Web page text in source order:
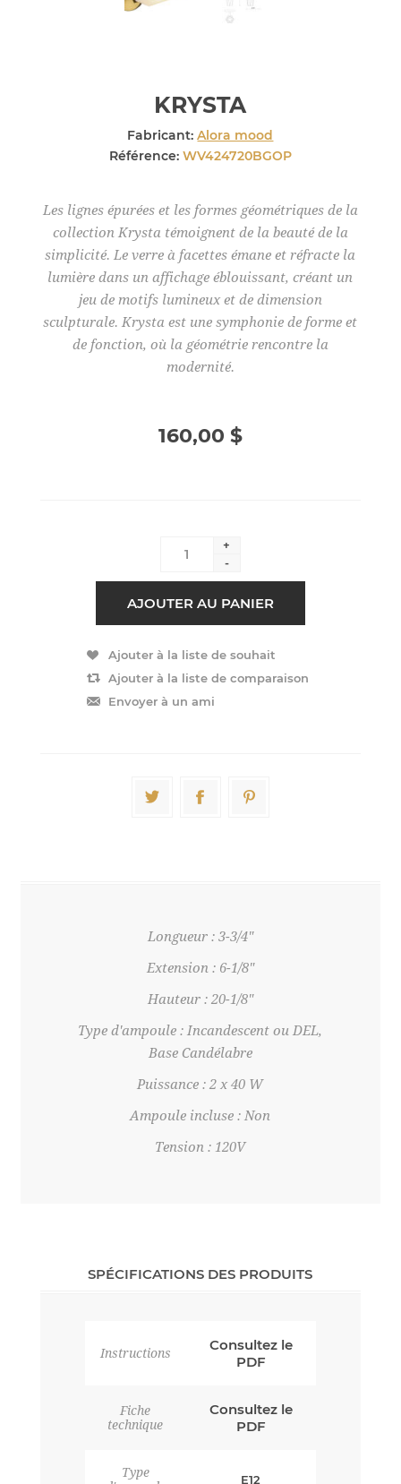
KRYSTA
Fabricant: Alora mood
Référence: WV424720BGOP
Les lignes épurées et les formes géométriques de la
collection Krysta témoignent de la beauté de la
simplicité. Le verre à facettes émane et réfracte la
lumière dans un affichage éblouissant, créant un
jeu de motifs lumineux et de dimension
sculpturale. Krysta est une symphonie de forme et
de fonction, où la géométrie rencontre la
modernité.
160,00 $
+
-
Longueur : 3-3/4"
Extension : 6-1/8"
Hauteur : 20-1/8"
Type d'ampoule : Incandescent ou DEL,
Base Candélabre
Puissance : 2 x 40 W
Ampoule incluse : Non
Tension : 120V
SPÉCIFICATIONS DES PRODUITS
Instructions
Consultez le
PDF
Fiche
technique
Consultez le
PDF
Type
E12